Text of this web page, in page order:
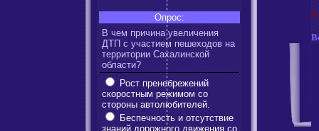
Опрос:
В чем причина увеличения
ДТП с участием пешеходов на
территории Сахалинской
области?
Рост пренебрежений
скоростным режимом со
стороны автолюбителей.
Беспечность и отсутствие
знаний дорожного движения со
8